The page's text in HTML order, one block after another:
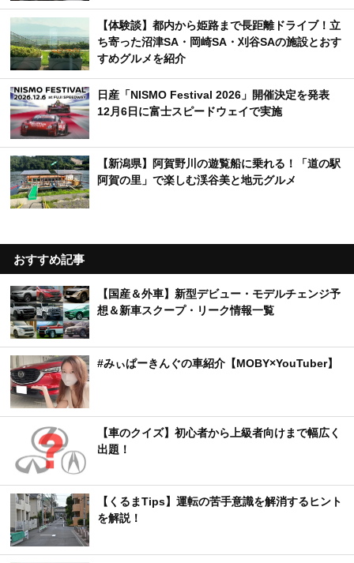
【体験談】都内から姫路まで長距離ドライブ！立
ち寄った沼津SA・岡崎SA・刈谷SAの施設とおす
すめグルメを紹介
日産「NISMO Festival 2026」開催決定を発表
12月6日に富士スピードウェイで実施
【新潟県】阿賀野川の遊覧船に乗れる！「道の駅
阿賀の里」で楽しむ渓谷美と地元グルメ
おすすめ記事
【国産＆外車】新型デビュー・モデルチェンジ予
想＆新車スクープ・リーク情報一覧
#みぃぱーきんぐの車紹介【MOBY×YouTuber】
【車のクイズ】初心者から上級者向けまで幅広く
出題！
【くるまTips】運転の苦手意識を解消するヒント
を解説！